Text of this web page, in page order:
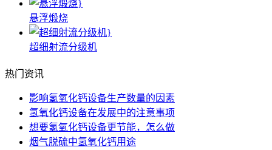
悬浮煅烧
超细射流分级机
热门资讯
影响氢氧化钙设备生产数量的因素
氢氧化钙设备在发展中的注意事项
想要氢氧化钙设备更节能，怎么做
烟气脱硫中氢氧化钙用途